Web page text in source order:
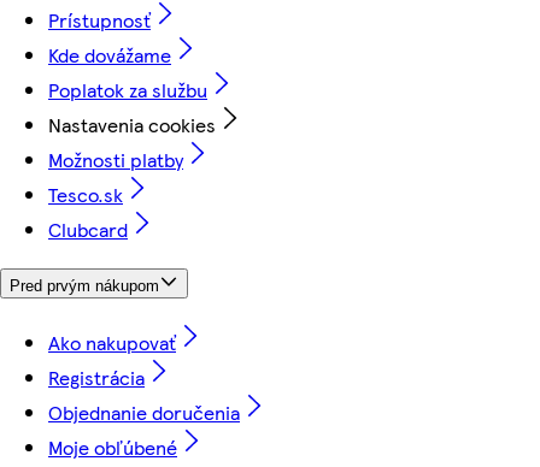
Prístupnosť
Kde dovážame
Poplatok za službu
Nastavenia cookies
Možnosti platby
Tesco.sk
Clubcard
Pred prvým nákupom
Ako nakupovať
Registrácia
Objednanie doručenia
Moje obľúbené